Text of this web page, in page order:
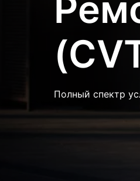
Полный спектр